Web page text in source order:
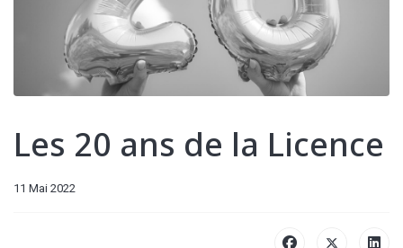
Les 20 ans de la Licence
11 Mai 2022